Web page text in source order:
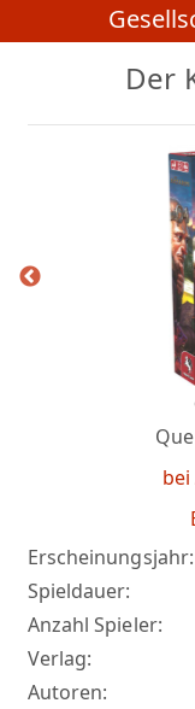
Der
Erscheinungsjahr:
Spieldauer:
Anzahl Spieler:
Verlag:
Autoren: